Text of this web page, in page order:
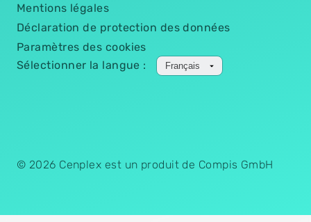
Mentions légales
Déclaration de protection des données
Paramètres des cookies
Sélectionner la langue :
© 2026 Cenplex est un produit de Compis GmbH